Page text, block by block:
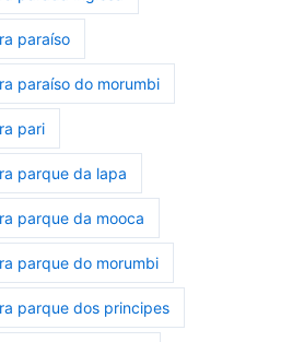
paraíso
paraíso do morumbi
pari
parque da lapa
parque da mooca
parque do morumbi
parque dos principes